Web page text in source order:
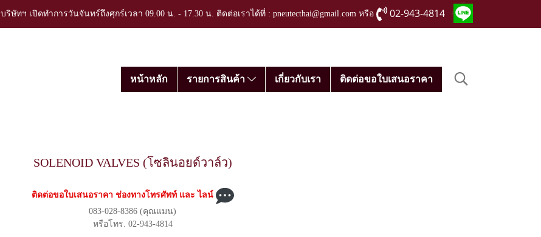
บริษัทฯ เปิดทำการวันจันทร์ถึงศุกร์เวลา 09.00 น. - 17.30 น. ติดต่อเราได้ที่ : pneutecthai@gmail.com หรือ 02-943-4814
หน้าหลัก รายการสินค้า เกี่ยวกับเรา ติดต่อขอใบเสนอราคา
SOLENOID VALVES (โซลินอยด์วาล์ว)
ติดต่อขอใบเสนอราคา ช่องทางโทรศัพท์ และ ไลน์
083-028-8386 (คุณแมน)
หรือโทร. 02-943-4814